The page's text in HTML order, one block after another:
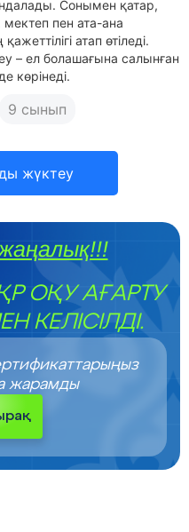
Сонымен қатар,
мектеп пен ата-ана
атап өтіледі.
– ел болашағына салынған
көрінеді.
9 сынып
жүктеу
ОҚУ АҒАРТУ
КЕЛІСІЛДІ.
жарамды